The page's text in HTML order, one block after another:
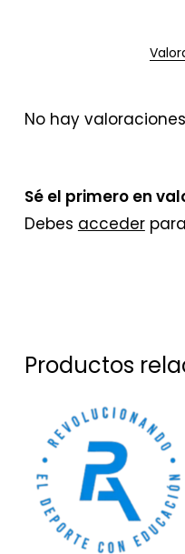
No hay
Sé el primero en
Debes acceder
Productos